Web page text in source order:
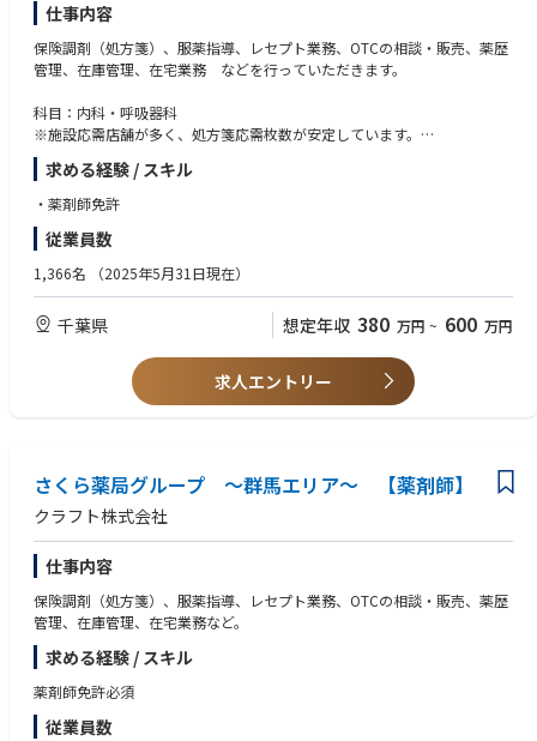
仕事内容
保険調剤（処方箋）、服薬指導、レセプト業務、OTCの相談・販売、薬歴
管理、在庫管理、在宅業務 などを行っていただきます。
科目：内科・呼吸器科
※施設応需店舗が多く、処方箋応需枚数が安定しています。
処方箋枚数：37.4枚/日
人数構成：
薬剤師：2.5名
求める経験 / スキル
・薬剤師免許
従業員数
1,366名 （2025年5月31日現在）
千葉県 想定年収 380 万円 ~ 600 万円
求人エントリー
さくら薬局グループ ～群馬エリア～ 【薬剤師】
クラフト株式会社
仕事内容
保険調剤（処方箋）、服薬指導、レセプト業務、OTCの相談・販売、薬歴
管理、在庫管理、在宅業務など。
求める経験 / スキル
薬剤師免許必須
従業員数